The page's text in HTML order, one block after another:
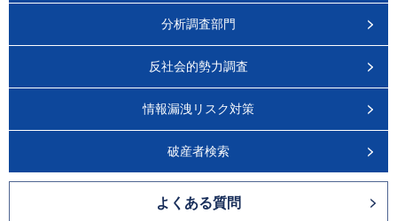
分析調査部門
反社会的勢力調査
情報漏洩リスク対策
破産者検索
よくある質問